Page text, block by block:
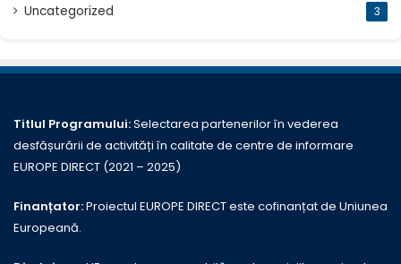
Uncategorized 3
Titlul Programului:Selectarea partenerilor în vederea
desfășurării de activități în calitate de centre de informare
EUROPE DIRECT (2021 – 2025)
Finanțator:Proiectul EUROPE DIRECT este cofinanțat de Uniunea
Europeană.